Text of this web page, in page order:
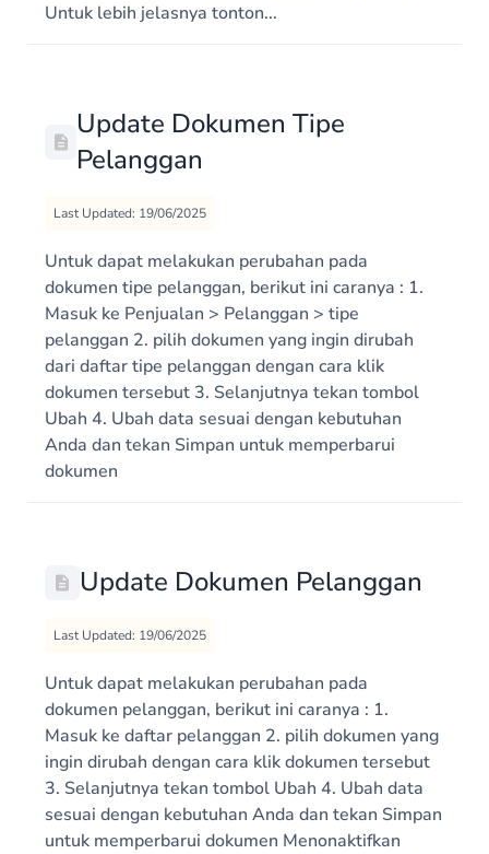
Untuk lebih jelasnya tonton...
Update Dokumen Tipe
Pelanggan
Last Updated: 19/06/2025
Untuk dapat melakukan perubahan pada
dokumen tipe pelanggan, berikut ini caranya : 1.
Masuk ke Penjualan > Pelanggan > tipe
pelanggan 2. pilih dokumen yang ingin dirubah
dari daftar tipe pelanggan dengan cara klik
dokumen tersebut 3. Selanjutnya tekan tombol
Ubah 4. Ubah data sesuai dengan kebutuhan
Anda dan tekan Simpan untuk memperbarui
dokumen
Update Dokumen Pelanggan
Last Updated: 19/06/2025
Untuk dapat melakukan perubahan pada
dokumen pelanggan, berikut ini caranya : 1.
Masuk ke daftar pelanggan 2. pilih dokumen yang
ingin dirubah dengan cara klik dokumen tersebut
3. Selanjutnya tekan tombol Ubah 4. Ubah data
sesuai dengan kebutuhan Anda dan tekan Simpan
untuk memperbarui dokumen Menonaktifkan